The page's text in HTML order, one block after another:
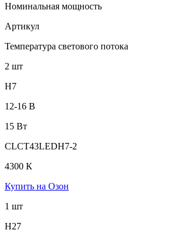
Номинальная мощность
Артикул
Температура светового потока
2 шт
H7
12-16 В
15 Вт
CLCT43LEDH7-2
4300 К
Купить на Озон
1 шт
H27